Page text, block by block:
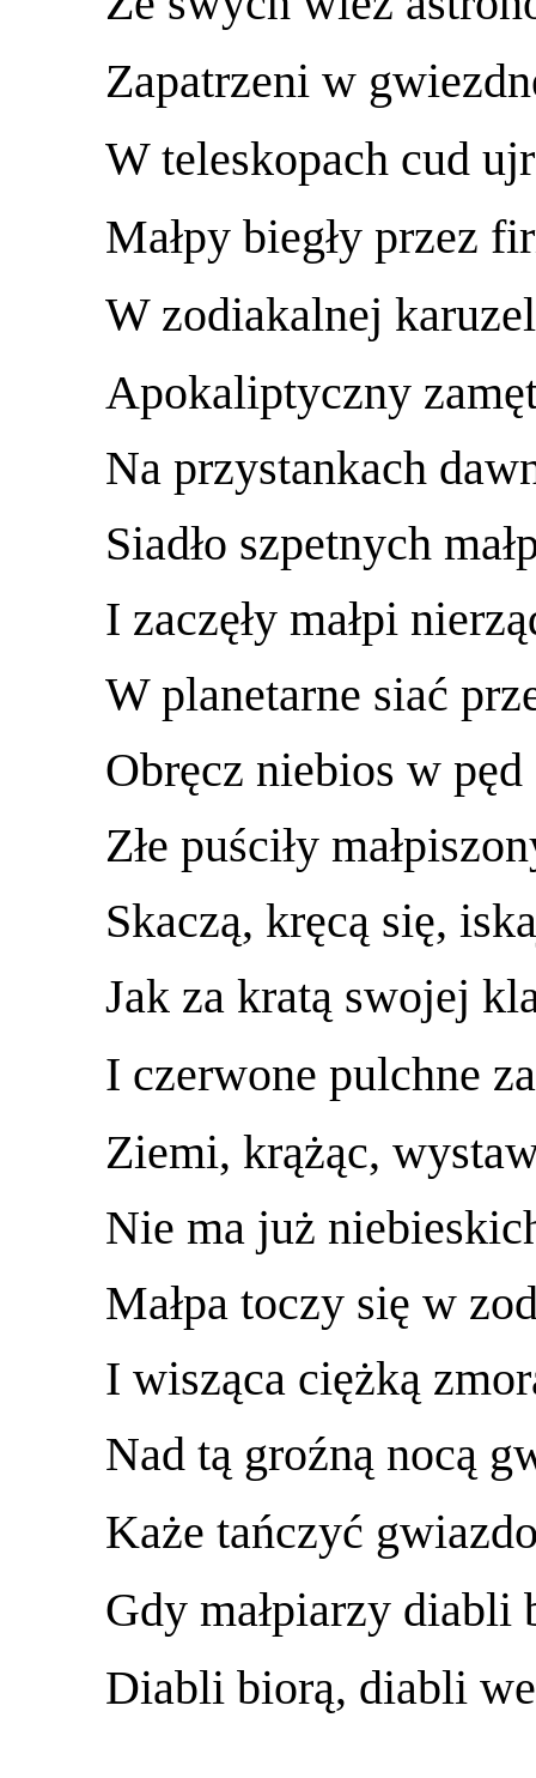
Zapatrzeni w
W teleskopach cud
Małpy biegły przez
W zodiakalnej
Apokaliptyczny
Na przystankach
Siadło szpetnych
I zaczęły małpi
W planetarne siać
Obręcz niebios w
Złe puściły
Skaczą, kręcą się,
Jak za kratą swojej
I czerwone pulchne
Ziemi, krążąc,
Nie ma już
Małpa toczy się w
I wisząca ciężką
Nad tą groźną nocą
Każe tańczyć
Gdy małpiarzy diabli
Diabli biorą, diabli